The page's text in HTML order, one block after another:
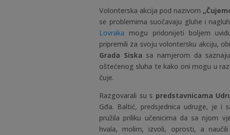
Volonterska akcija pod nazivom
se problemima suočavaju gluhe i
Lovraka mogu pridonijeti boljem
pripremili za svoju volontersku akciju,
Grada Siska sa namjerom da
oštećenog sluha te kako oni mogu u
čuje.
Razgovarali su s predstavnicama
Gđa. Baltić, predsjednica udruge, je i
pružila priliku učenicima da sa njom
hvala, molim, izvoli, oprosti, a